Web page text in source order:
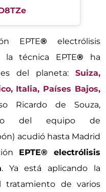
EPTE® electrólisis
la técnica EPTE® ha
del planeta: Suiza,
Italia, Países Bajos,
Ricardo de Souza,
del equipo de
acudió hasta Madrid
EPTE® electrólisis
. Ya está aplicando la
de varios